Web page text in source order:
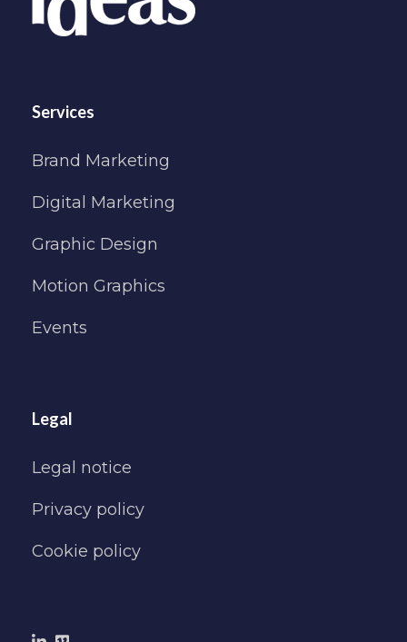
Services
Brand Marketing
Digital Marketing
Graphic Design
Motion Graphics
Events
Legal
Legal notice
Privacy policy
Cookie policy